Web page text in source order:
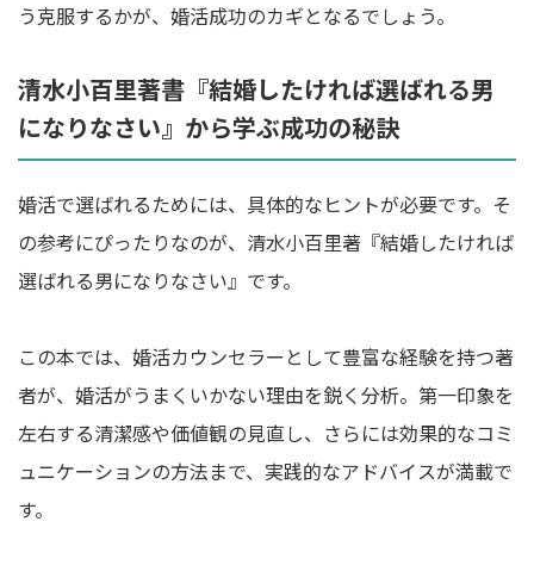
う克服するかが、婚活成功のカギとなるでしょう。
清水小百里著書『結婚したければ選ばれる男
になりなさい』から学ぶ成功の秘訣
婚活で選ばれるためには、具体的なヒントが必要です。そ
の参考にぴったりなのが、清水小百里著『結婚したければ
選ばれる男になりなさい』です。
この本では、婚活カウンセラーとして豊富な経験を持つ著
者が、婚活がうまくいかない理由を鋭く分析。第一印象を
左右する清潔感や価値観の見直し、さらには効果的なコミ
ュニケーションの方法まで、実践的なアドバイスが満載で
す。